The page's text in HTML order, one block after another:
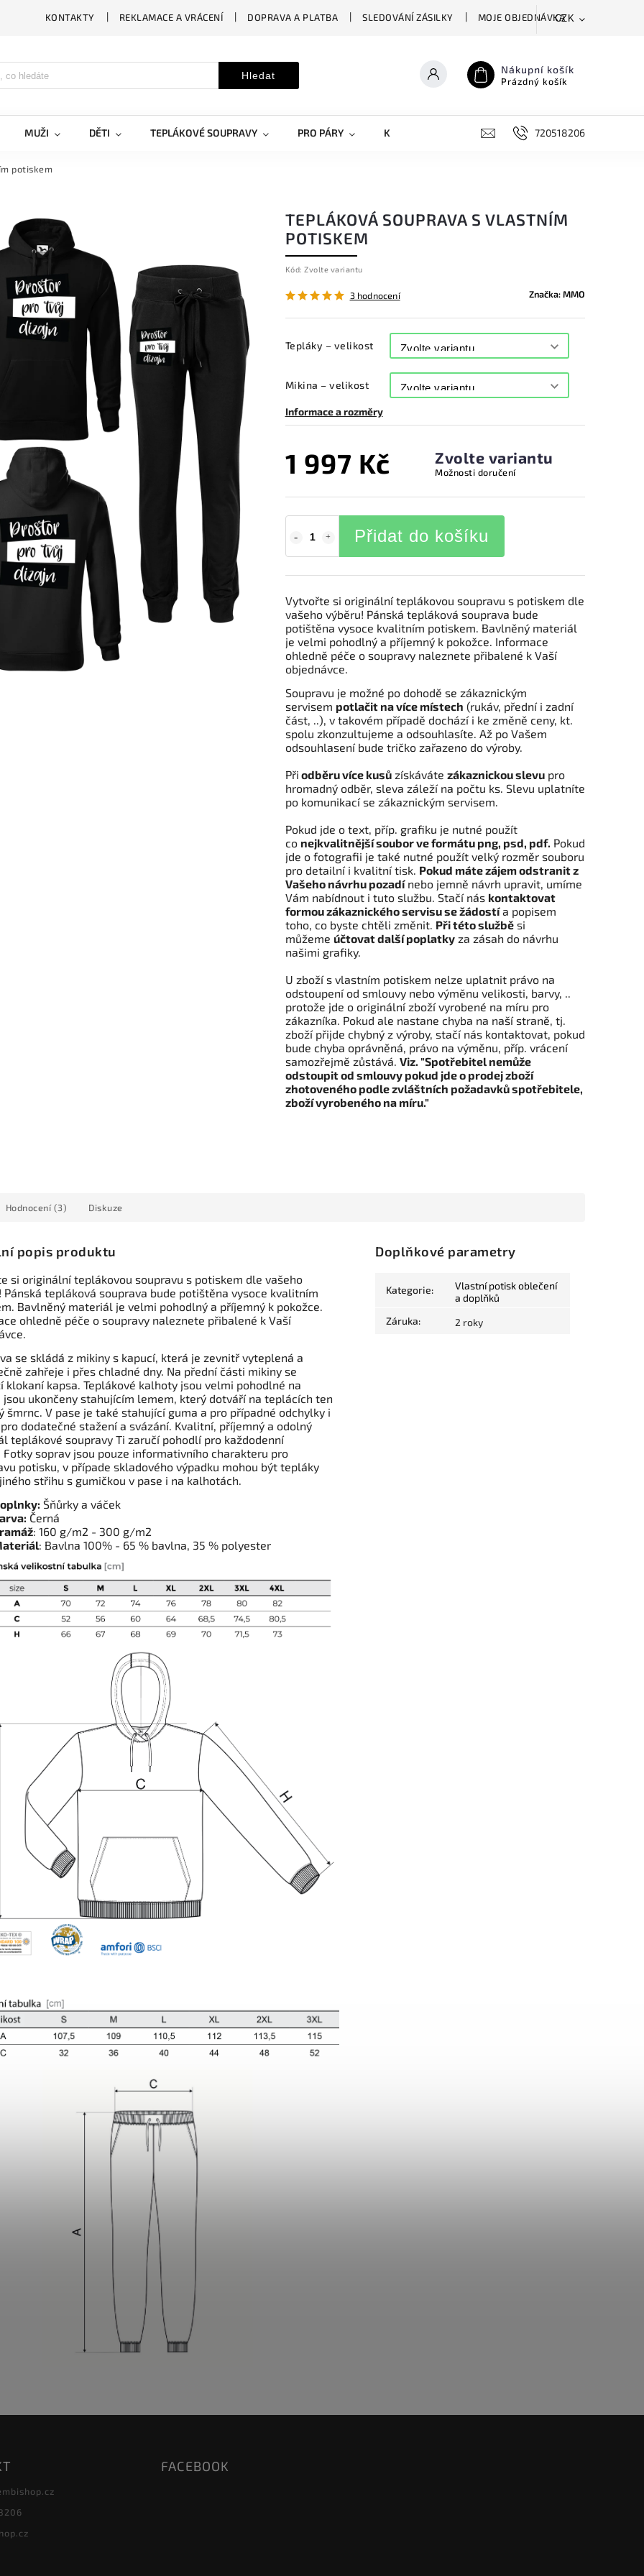
KONTAKTY REKLAMACE A VRÁCENÍ DOPRAVA A PLATBA SLEDOVÁNÍ ZÁSILKY MOJE OBJEDNÁVKACZK
Hledat Nákupní košík
Prázdný košík
MUŽI DĚTI TEPLÁKOVÉ SOUPRAVY PRO PÁRY KRYTY NA MOBILY DOPLŇKY720518206
potiskem
TEPLÁKOVÁ SOUPRAVA S VLASTNÍM
POTISKEM
Kód: Zvolte variantu
3 hodnocení Značka:MMO
Tepláky – velikost
Mikina – velikost
Informace a rozměry
1 997 Kč Zvolte variantu
Možnosti doručení
Přidat do košíku
Vytvořte si originální teplákovou soupravu s potiskem dle
vašeho výběru! Pánská tepláková souprava bude
potištěna vysoce kvalitním potiskem. Bavlněný materiál
je velmi pohodlný a příjemný k pokožce. Informace
ohledně péče o soupravy naleznete přibalené k Vaší
objednávce.
Soupravu je možné po dohodě se zákaznickým
servisem potlačit na více místech (rukáv, přední i zadní
část, ..), v takovém případě dochází i ke změně ceny, kt.
spolu zkonzultujeme a odsouhlasíte. Až po Vašem
odsouhlasení bude tričko zařazeno do výroby.
Při odběru více kusůzískáváte zákaznickou slevupro
hromadný odběr, sleva záleží na počtu ks. Slevu uplatníte
po komunikací se zákaznickým servisem.
Pokud jde o text, příp. grafiku je nutné použít
co nejkvalitnější soubor ve formátu png, psd, pdf. Pokud
jde o fotografii je také nutné použít velký rozměr souboru
pro detailní i kvalitní tisk. Pokud máte zájem odstranit z
Vašeho návrhu pozadínebo jemně návrh upravit, umíme
Vám nabídnout i tuto službu. Stačí nás kontaktovat
formou zákaznického servisu se žádostía popisem
toho, co byste chtěli změnit. Při této služběsi
můžeme účtovat další poplatkyza zásah do návrhu
našimi grafiky.
U zboží s vlastním potiskem nelze uplatnit právo na
odstoupení od smlouvy nebo výměnu velikosti, barvy, ..
protože jde o originální zboží vyrobené na míru pro
zákazníka. Pokud ale nastane chyba na naší straně, tj.
zboží přijde chybný z výroby, stačí nás kontaktovat, pokud
bude chyba oprávněná, právo na výměnu, příp. vrácení
samozřejmě zůstává. Viz. "Spotřebitel nemůže
odstoupit od smlouvy pokud jde o prodej zboží
zhotoveného podle zvláštních požadavků spotřebitele,
zboží vyrobeného na míru."
Hodnocení (3) Diskuze
popis produktu
si originální teplákovou soupravu s potiskem dle vašeho
Pánská tepláková souprava bude potištěna vysoce kvalitním
Bavlněný materiál je velmi pohodlný a příjemný k pokožce.
ohledně péče o soupravy naleznete přibalené k Vaší
se skládá z mikiny s kapucí, která je zevnitř vyteplená a
zahřeje i přes chladné dny. Na přední části mikiny se
klokaní kapsa. Teplákové kalhoty jsou velmi pohodlné na
jsou ukončeny stahujícím lemem, který dotváří na teplácích ten
šmrnc. V pase je také stahující guma a pro případné odchylky i
dodatečné stažení a svázání. Kvalitní, příjemný a odolný
teplákové soupravy Ti zaručí pohodlí pro každodenní
Fotky soprav jsou pouze informativního charakteru pro
potisku, v případe skladového výpadku mohou být tepláky
střihu s gumičkou v pase i na kalhotách.
Šňůrky a váček
Černá
: 160 g/m2 - 300 g/m2
: Bavlna 100% - 65 % bavlna, 35 % polyester
Doplňkové parametry
Kategorie:
Vlastní potisk oblečení
a doplňků
Záruka: 2 roky
FACEBOOK